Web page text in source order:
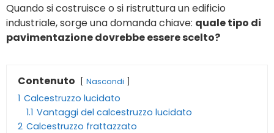
Quando si costruisce o si ristruttura un edificio
industriale, sorge una domanda chiave: quale tipo di
pavimentazione dovrebbe essere scelto?
Contenuto Nascondi
1 Calcestruzzo lucidato
1.1 Vantaggi del calcestruzzo lucidato
2 Calcestruzzo frattazzato